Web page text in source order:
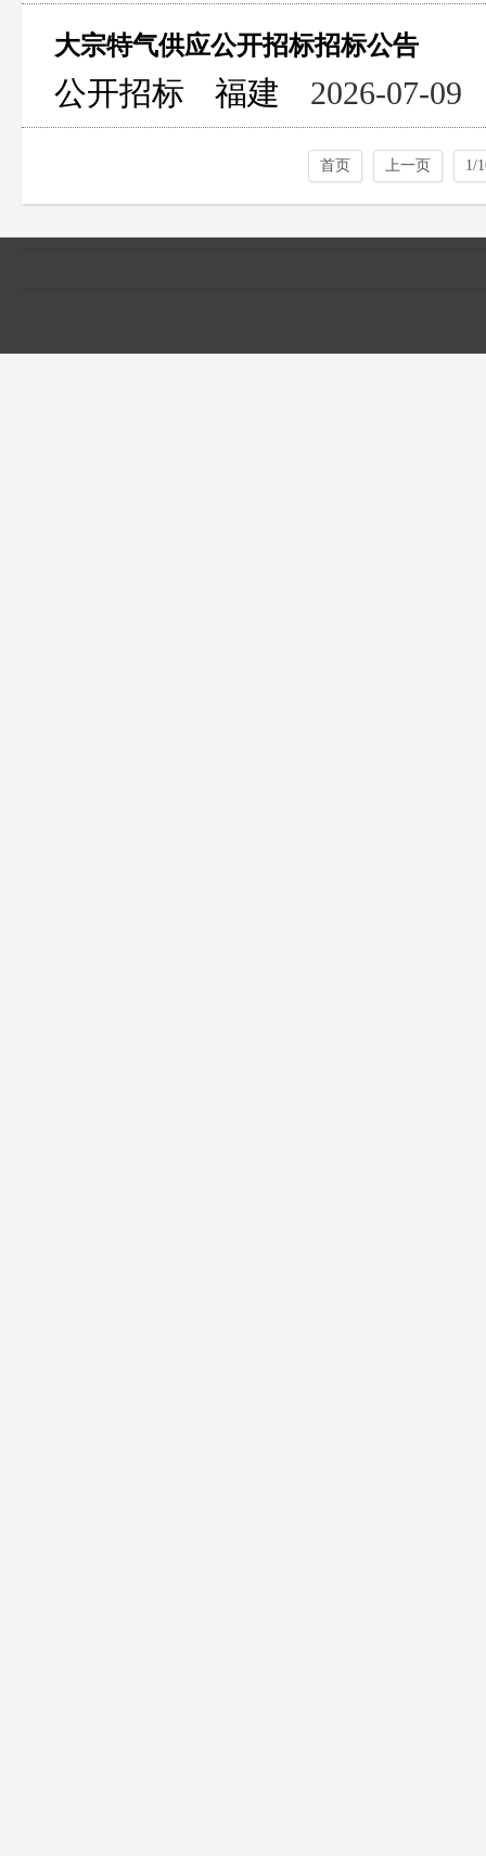
大宗特气供应公开招标招标公告
公开招标 福建 2026-07-09
首页 上一页 1/